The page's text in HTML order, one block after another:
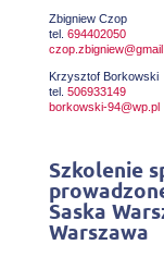
Zbigniew Czop
tel. 694402050
Krzysztof Borkowski
tel. 506933149
borkowski-94@wp.pl
Szkolenie
Saska
Warszawa